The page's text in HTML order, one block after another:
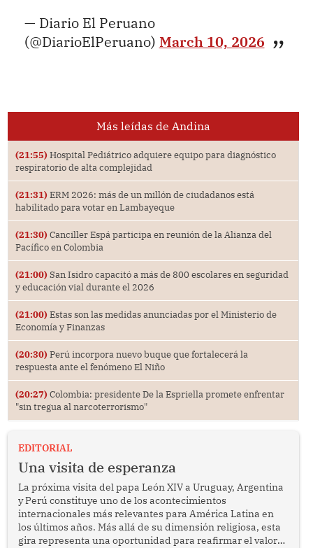
— Diario El Peruano
(@DiarioElPeruano) March 10, 2026
Más leídas de Andina
(21:55) Hospital Pediátrico adquiere equipo para diagnóstico
respiratorio de alta complejidad
(21:31) ERM 2026: más de un millón de ciudadanos está
habilitado para votar en Lambayeque
(21:30) Canciller Espá participa en reunión de la Alianza del
Pacífico en Colombia
(21:00) San Isidro capacitó a más de 800 escolares en seguridad
y educación vial durante el 2026
(21:00) Estas son las medidas anunciadas por el Ministerio de
Economía y Finanzas
(20:30) Perú incorpora nuevo buque que fortalecerá la
respuesta ante el fenómeno El Niño
(20:27) Colombia: presidente De la Espriella promete enfrentar
"sin tregua al narcoterrorismo"
EDITORIAL
Una visita de esperanza
La próxima visita del papa León XIV a Uruguay, Argentina
y Perú constituye uno de los acontecimientos
internacionales más relevantes para América Latina en
los últimos años. Más allá de su dimensión religiosa, esta
gira representa una oportunidad para reafirmar el valor